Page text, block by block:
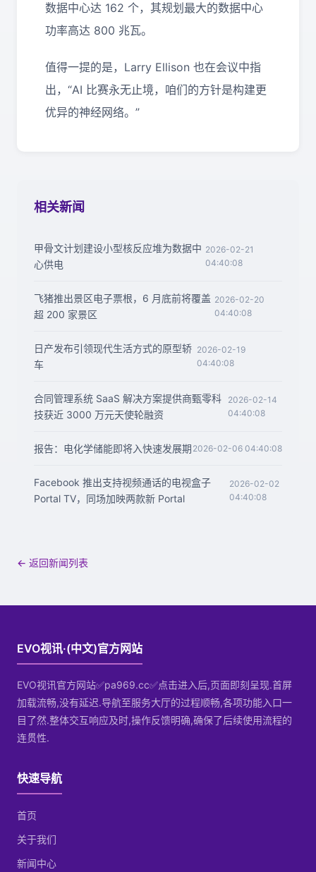
数据中心达 162 个，其规划最大的数据中心
功率高达 800 兆瓦。
值得一提的是，Larry Ellison 也在会议中指
出，“AI 比赛永无止境，咱们的方针是构建更
优异的神经网络。”
相关新闻
甲骨文计划建设小型核反应堆为数据中
心供电
2026-02-21
04:40:08
飞猪推出景区电子票根，6 月底前将覆盖
超 200 家景区
2026-02-20
04:40:08
日产发布引领现代生活方式的原型轿
车
2026-02-19
04:40:08
合同管理系统 SaaS 解决方案提供商甄零科
技获近 3000 万元天使轮融资
2026-02-14
04:40:08
报告：电化学储能即将入快速发展期 2026-02-06 04:40:08
Facebook 推出支持视频通话的电视盒子
Portal TV，同场加映两款新 Portal
2026-02-02
04:40:08
← 返回新闻列表
EVO视讯·(中文)官方网站
EVO视讯官方网站✅pa969.cc✅点击进入后,页面即刻呈现.首屏
加载流畅,没有延迟.导航至服务大厅的过程顺畅,各项功能入口一
目了然.整体交互响应及时,操作反馈明确,确保了后续使用流程的
连贯性.
快速导航
首页
关于我们
新闻中心